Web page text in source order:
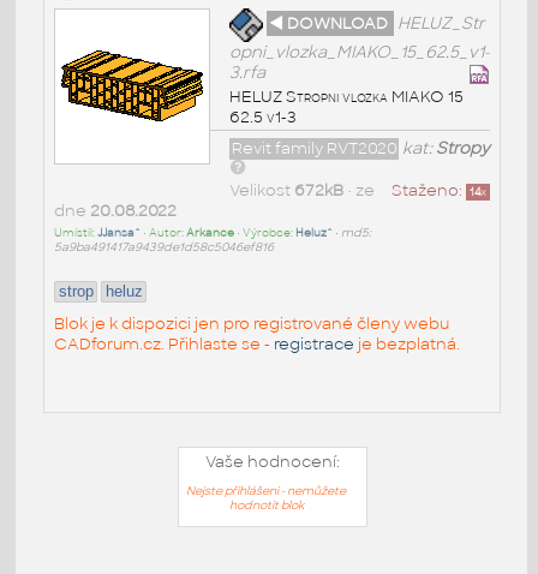
◄ DOWNLOAD HELUZ_Str
opni_vlozka_MIAKO_15_62.5_v1-
3.rfa
HELUZ Stropni vlozka MIAKO 15
62.5 v1-3
kat:Stropy
Revit family RVT2020
Staženo: 14x
Velikost 672kB• ze
dne 20.08.2022
Umístil:JJansa^ • Autor:Arkance• Výrobce: Heluz^ • md5:
5a9ba491417a9439de1d58c5046ef816
strop heluz
Blok je k dispozici jen pro registrované členy webu
CADforum.cz. Přihlaste se - registrace je bezplatná.
Vaše hodnocení:
Nejste přihlášeni - nemůžete
hodnotit blok